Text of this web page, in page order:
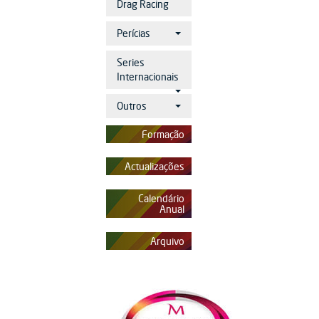
Drag Racing
Perícias
Series
Internacionais
Outros
Formação
Actualizações
Calendário
Anual
Arquivo